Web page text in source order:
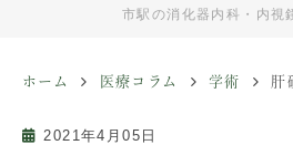
市駅の消化器内科・内視
ホーム 医療コラム 学術 肝
2021年4月05日